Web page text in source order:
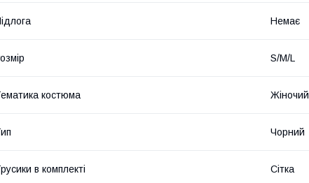
Немає
S/M/L
костюма Жіночий
Чорний
в комплекті Сітка